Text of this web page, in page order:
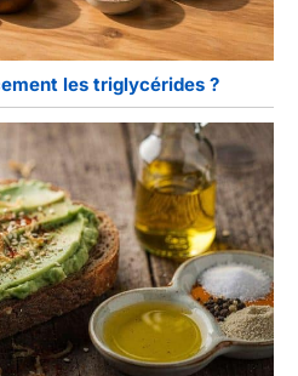
les triglycérides ?